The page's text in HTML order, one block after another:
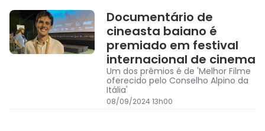
Documentário de
cineasta baiano é
premiado em festival
internacional de cinema
Um dos prêmios é de 'Melhor Filme
oferecido pelo Conselho Alpino da
Itália'
08/09/2024 13h00